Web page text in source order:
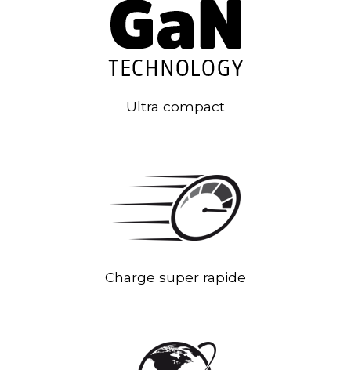
Ultra compact
Charge super rapide